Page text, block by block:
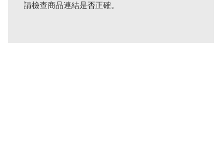
請檢查商品連結是否正確。